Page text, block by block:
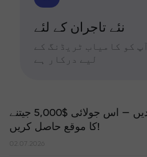
نئے تاجران کے لئے
کو کامیاب ٹریڈنگ کے
لیے درکار ہے
مالی رکاوٹوں کو مات دیں — اس جولائی $5,000 جیتنے
کا موقع حاصل کریں!
02.07.2026